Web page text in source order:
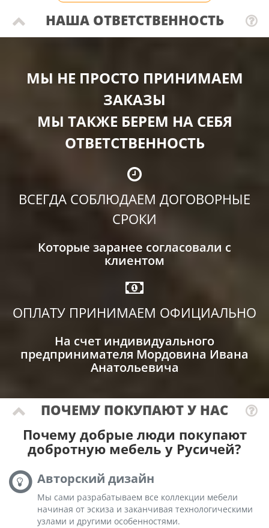
НАША ОТВЕТСТВЕННОСТЬ
МЫ НЕ ПРОСТО ПРИНИМАЕМ
ЗАКАЗЫ
МЫ ТАКЖЕ БЕРЕМ НА СЕБЯ
ОТВЕТСТВЕННОСТЬ
ВСЕГДА СОБЛЮДАЕМ ДОГОВОРНЫЕ
СРОКИ
Которые заранее согласовали с
клиентом
ОПЛАТУ ПРИНИМАЕМ ОФИЦИАЛЬНО
На счет индивидуального
предпринимателя Мордовина Ивана
Анатольевича
ПОЧЕМУ ПОКУПАЮТ У НАС
Почему добрые люди покупают
добротную мебель у Русичей?
Авторский дизайн
Мы сами разрабатываем все коллекции мебели
начиная от эскиза и заканчивая технологическими
узлами и другими особенностями.